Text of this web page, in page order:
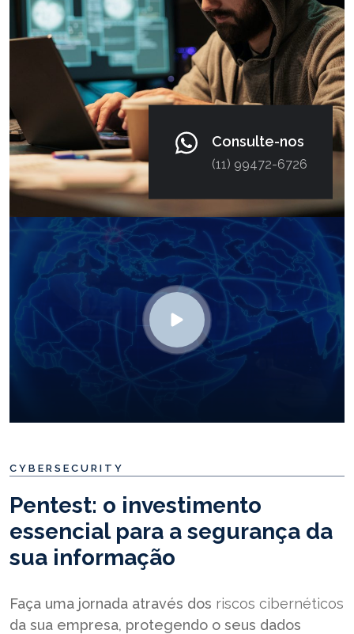
Consulte-nos
(11) 99472-6726
Abrir vídeo
CYBERSECURITY
Pentest: o investimento
essencial para a segurança da
sua informação
Faça uma jornada através dos riscos cibernéticos
da sua empresa, protegendo o seus dados